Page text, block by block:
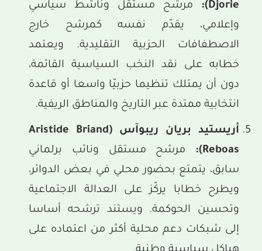
Djorie)
: مرشح مستقل وناشط سياسي
وإعلامي، يقدّم نفسه كمرشح خارج
الاصطفافات الحزبية التقليدية. ويعتمد
خطابه على نقد النخب السياسية القائمة،
دون أن يمتلك تنظيما حزبيّا واسعا أو قاعدة
انتخابية ممتدة عبر التاريخ والمناطق الريفية.
أريستيد بريان ريبوآس
(Aristide Briand
Reboas)
: مرشح مستقل ونائب برلماني
سابق، يتمتع بحضور محلي في بعض الدوائر،
ويطرح خطابا يركّز على العدالة الاجتماعية
وتحسين الحوكمة. ويستند ترشحه أساسا
إلى شبكات دعم محلية أكثر من اعتماده على